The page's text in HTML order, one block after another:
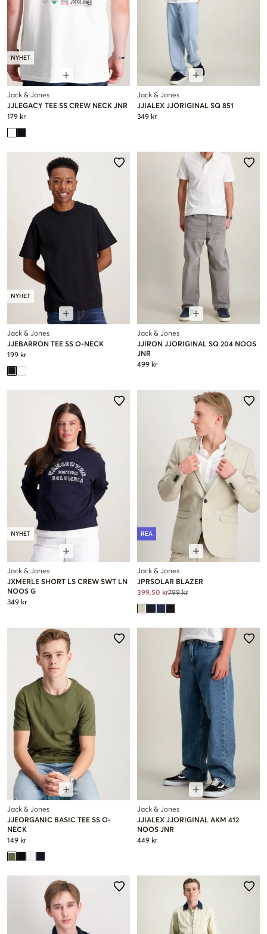
NYHET
Jack & Jones
JJLEGACY TEE SS CREW NECK JNR
179 kr
Jack & Jones
JJIALEX JJORIGINAL SQ 851
349 kr
NYHET
Jack & Jones
JJEBARRON TEE SS O-NECK
199 kr
Jack & Jones
JJIRON JJORIGINAL SQ 204 NOOS
JNR
499 kr
NYHET
Jack & Jones
JXMERLE SHORT LS CREW SWT LN
NOOS G
349 kr
REA
Jack & Jones
JPRSOLAR BLAZER
399,50 kr799 kr
Jack & Jones
JJEORGANIC BASIC TEE SS O-
NECK
149 kr
Jack & Jones
JJIALEX JJORIGINAL AKM 412
NOOS JNR
449 kr